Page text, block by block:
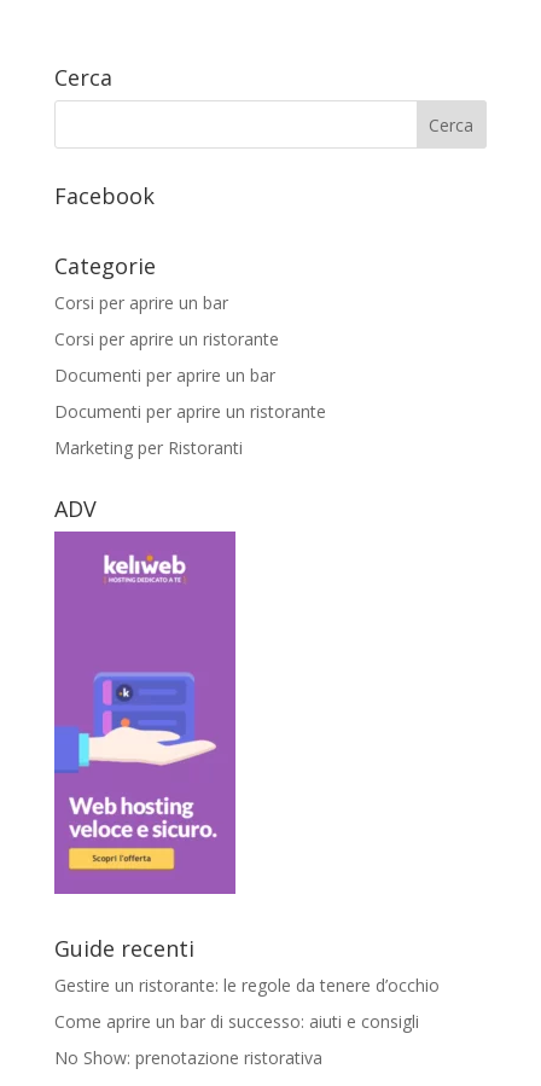
Cerca
Facebook
Categorie
Corsi per aprire un bar
Corsi per aprire un ristorante
Documenti per aprire un bar
Documenti per aprire un ristorante
Marketing per Ristoranti
ADV
Guide recenti
Gestire un ristorante: le regole da tenere d’occhio
Come aprire un bar di successo: aiuti e consigli
No Show: prenotazione ristorativa